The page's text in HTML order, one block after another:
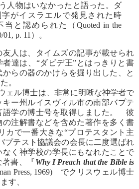
人物はいなかったと語った。ダ
がイスラエルで発見された時
と認められた（Quoted in the
01, p. 11）。
人は、タイムズの記事が載せられ
達は、“ダビデ王”とはっきりと書
らの器のかけらを掘り出した、と
た。
ェル博士は、非常に明晰な神学者で
ー州ルイスヴィル市の南部バプテ
語学の博士号を取得しました。 彼
注解書などを含めた著作を多く書
カで一番大きな“プロテスタント主
プテスト協議会の会長に二度選ばれ
く神学校の学長にもなれたことで
書、『Why I Preach that the Bible is
Press, 1969) でクリスウェル博士
す、